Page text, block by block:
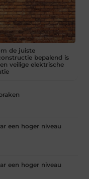
de juiste
bepalend is
veilige elektrische
een hoger niveau
een hoger niveau